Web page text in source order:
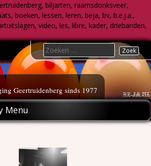
biljarten, raamsdonksveer,
boeken, lessen, leren, beja, bv, b.e.j.a.,
video, les, libre, kader, driebanden,
Geertruidenberg sinds 1977
Menu
Search
for: